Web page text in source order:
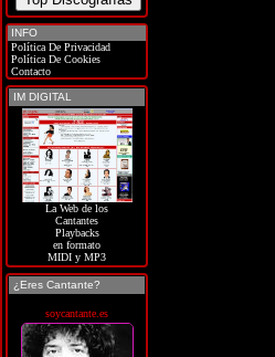
INFO
Política De Privacidad
Política De Cookies
Contacto
IM DIGITAL
La Web de los
Cantantes
Playbacks
en formato
MIDI y MP3
¿Eres Cantante?
soycantante.es